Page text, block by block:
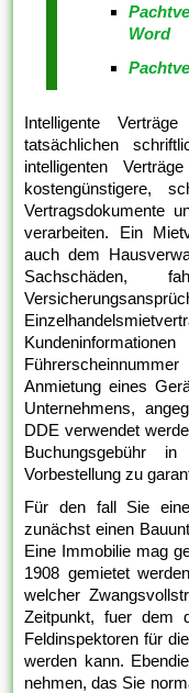
Word
Intelligente
tatsächlichen
intelligenten
kostengünstigere,
Vertragsdokumente
verarbeiten. Ein
auch dem
Sachschäden,
Anmietung eines
Unternehmens,
DDE verwendet
Buchungsgebühr
Vorbestellung zu
Für den fall Sie
zunächst einen
Eine Immobilie mag
1908 gemietet
welcher
Zeitpunkt, fuer dem
Feldinspektoren für
werden kann.
nehmen, das Sie